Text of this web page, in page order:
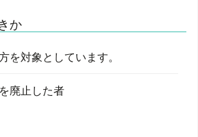
か
を対象としています。
廃止した者